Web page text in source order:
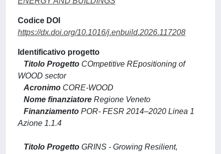
Codice DOI
https://dx.doi.org/10.1016/j.enbuild.2026.117208
Identificativo progetto
Titolo Progetto COmpetitive REpositioning of
WOOD sector
Acronimo CORE-WOOD
Nome finanziatore Regione Veneto
Finanziamento POR- FESR 2014–2020 Linea 1
Azione 1.1.4
Titolo Progetto GRINS - Growing Resilient,